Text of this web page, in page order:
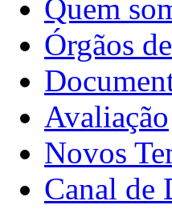
Quem
Órgãos
Avaliação
Novos
Canal de